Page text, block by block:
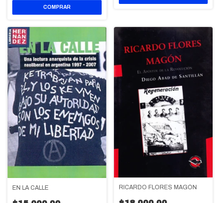
EN LA CALLE RICARDO FLORES MAGÓN